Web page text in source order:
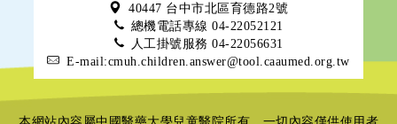
40447 台中市北區育德路2號
總機電話專線 04-22052121
人工掛號服務 04-22056631
E-mail:cmuh.children.answer@tool.caaumed.org.tw